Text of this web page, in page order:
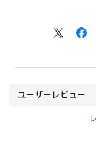
るルートや、落
着用しています
ーンで、ヘルメ
険的なクライミ